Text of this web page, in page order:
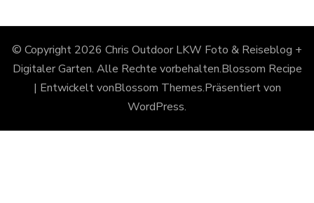
© Copyright 2026 Chris Outdoor LKW Foto & Reiseblog +
Digitaler Garten. Alle Rechte vorbehalten.Blossom Recipe
| Entwickelt vonBlossom Themes.Präsentiert von
WordPress.